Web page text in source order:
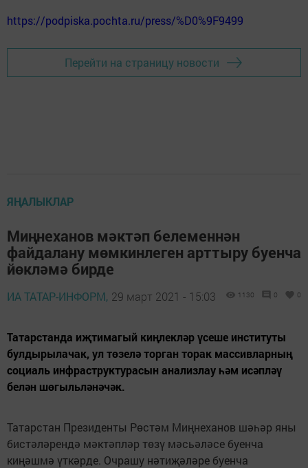
https://podpiska.pochta.ru/press/%D0%9F9499
Перейти на страницу новости
ЯҢАЛЫКЛАР
Миңнеханов мәктәп белеменнән
файдалану мөмкинлеген арттыру буенча
йөкләмә бирде
ИА ТАТАР-ИНФОРМ, 29 март 2021 - 15:03 1130 0 0
Татарстанда иҗтимагый киңлекләр үсеше институты
булдырылачак, ул төзелә торган торак массивларның
социаль инфраструктурасын анализлау һәм исәпләү
белән шөгыльләнәчәк.
Татарстан Президенты Рөстәм Миңнеханов шәһәр яны
бистәләрендә мәктәпләр төзү мәсьәләсе буенча
киңәшмә үткәрде. Очрашу нәтиҗәләре буенча